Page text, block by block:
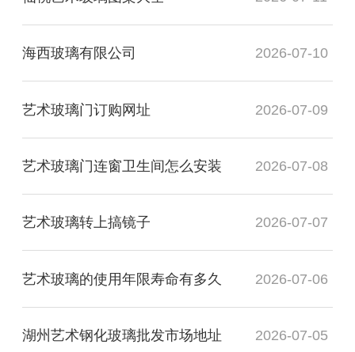
海西玻璃有限公司 2026-07-10
艺术玻璃门订购网址 2026-07-09
艺术玻璃门连窗卫生间怎么安装 2026-07-08
艺术玻璃转上搞镜子 2026-07-07
艺术玻璃的使用年限寿命有多久 2026-07-06
湖州艺术钢化玻璃批发市场地址 2026-07-05